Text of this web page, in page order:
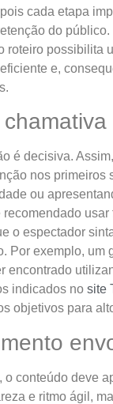
cada etapa
do público.
roteiro possibilita
e,
é decisiva.
nos primeiros
ou
usar
o espectador
Por exemplo, um
encontrado
indicados no site
objetivos para
o conteúdo deve
e ritmo ágil,